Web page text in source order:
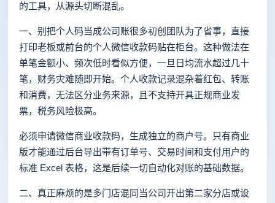
的工具，从源头切断混乱。
一、别把个人码当成公司账很多初创团队为了省事，直接
打印老板或前台的个人微信收款码贴在柜台。这种做法在
单笔金额小、频次低时看似方便，一旦日均流水超过几十
笔，财务灾难随即开始。个人收款记录混杂着红包、转账
和消费，无法区分业务来源，且不支持开具正规商业发
票，税务风险极高。
必须申请微信商业收款码，生成独立的商户号。只有商业
版才能通过后台导出带有订单号、交易时间和支付用户的
标准 Excel 表格，这是后续一切自动化对账的基础数据。
二、真正麻烦的是多门店混同当公司开出第二家分店或设